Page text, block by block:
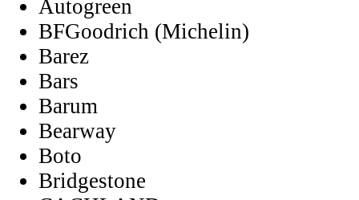
Autogreen
BFGoodrich (Michelin)
Barez
Bars
Barum
Bearway
Boto
Bridgestone